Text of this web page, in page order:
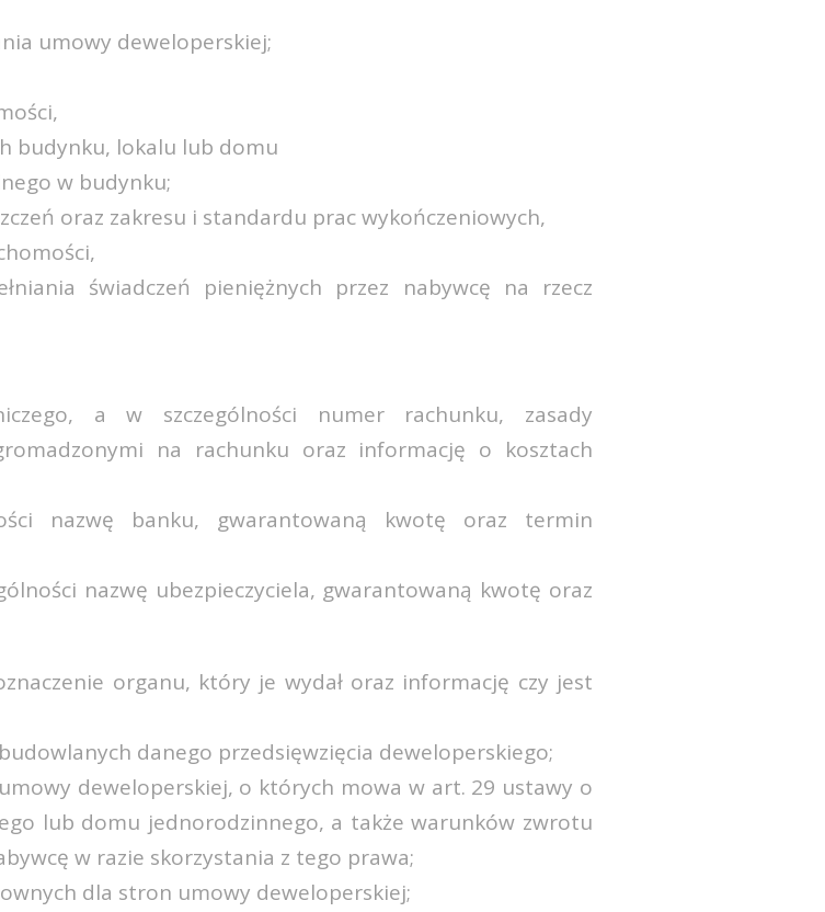
umowy deweloperskiej;
budynku, lokalu lub domu
w budynku;
oraz zakresu i standardu prac wykończeniowych,
świadczeń pieniężnych przez nabywcę na rzecz
a w szczególności numer rachunku, zasady
na rachunku oraz informację o kosztach
nazwę banku, gwarantowaną kwotę oraz termin
nazwę ubezpieczyciela, gwarantowaną kwotę oraz
organu, który je wydał oraz informację czy jest
danego przedsięwzięcia deweloperskiego;
deweloperskiej, o których mowa w art. 29 ustawy o
lub domu jednorodzinnego, a także warunków zwrotu
w razie skorzystania z tego prawa;
dla stron umowy deweloperskiej;